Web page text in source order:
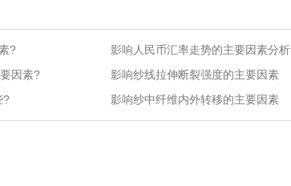
?
因素?
?
影响人民币汇率走势的主要因素分析
影响纱线拉伸断裂强度的主要因素
影响纱中纤维内外转移的主要因素